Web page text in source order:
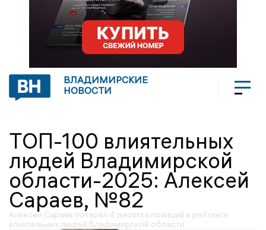
ВЛАДИМИРСКИЕ
НОВОСТИ
ТОП-100 влиятельных
людей Владимирской
области-2025: Алексей
Сараев, №82
Алексей Сараев потерял 4 десятка позиций в рейтинге
влиятельных людей Владимирской области